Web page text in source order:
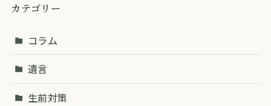
カテゴリー
コラム
遺言
生前対策